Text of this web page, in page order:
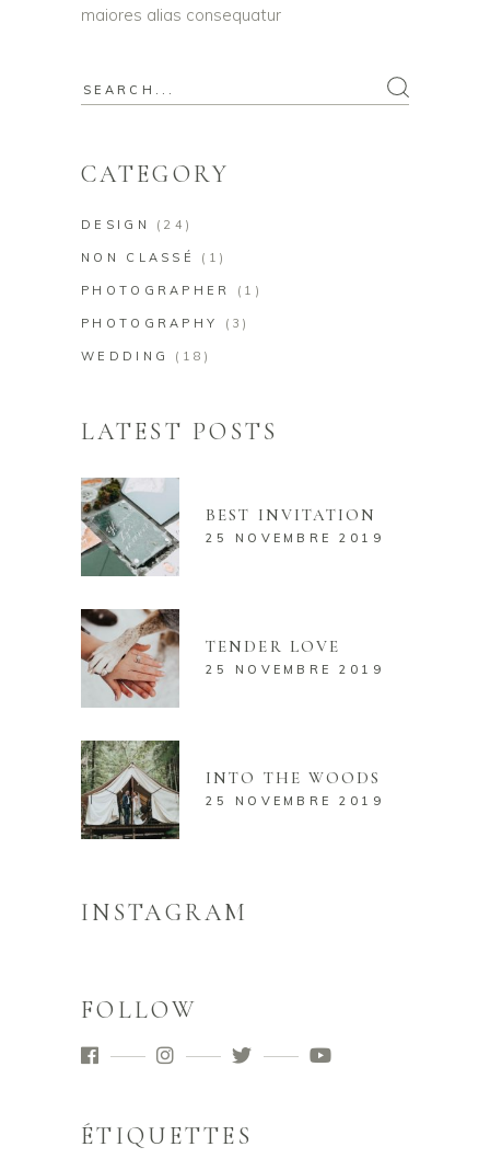
maiores alias consequatur
Search
CATEGORY
DESIGN (24)
NON CLASSÉ (1)
PHOTOGRAPHER (1)
PHOTOGRAPHY (3)
WEDDING (18)
LATEST POSTS
BEST INVITATION
25 NOVEMBRE 2019
TENDER LOVE
25 NOVEMBRE 2019
INTO THE WOODS
25 NOVEMBRE 2019
INSTAGRAM
FOLLOW
ÉTIQUETTES